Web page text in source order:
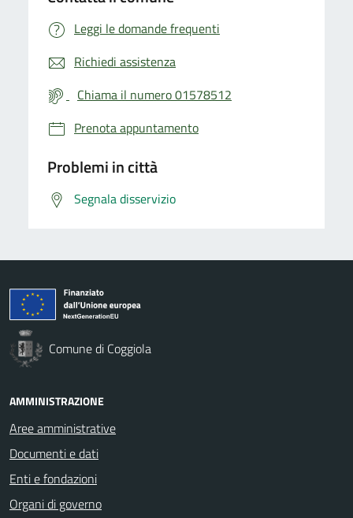
Leggi le domande frequenti
Richiedi assistenza
Chiama il numero 01578512
Prenota appuntamento
Problemi in città
Segnala disservizio
Comune di Coggiola
AMMINISTRAZIONE
Aree amministrative
Documenti e dati
Enti e fondazioni
Organi di governo